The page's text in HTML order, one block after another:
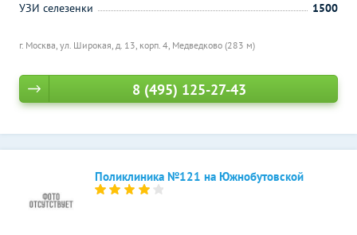
г. Москва, ул. Широкая, д. 13, корп. 4, Медведково (283 м)
УЗИ селезенки
1500
8 (495) 125-27-43
Поликлиника №121 на Южнобутовской